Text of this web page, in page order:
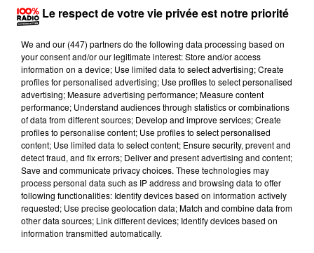
Lecture (1 min 14 sec)
100%
Le respect de votre vie privée est notre priorité
We and our (447) partnersdo the following data processing based on
your consent and/or our legitimate interest: Store and/or access
information on a device; Use limited data to select advertising; Create
profiles for personalised advertising; Use profiles to select personalised
advertising; Measure advertising performance; Measure content
performance; Understand audiences through statistics or combinations
of data from different sources; Develop and improve services; Create
profiles to personalise content; Use profiles to select personalised
content; Use limited data to select content; Ensure security, prevent and
detect fraud, and fix errors; Deliver and present advertising and content;
Save and communicate privacy choices. These technologies may
process personal data such as IP address and browsing data to offer
following functionalities: Identify devices based on information actively
requested; Use precise geolocation data; Match and combine data from
other data sources; Link different devices; Identify devices based on
information transmitted automatically.